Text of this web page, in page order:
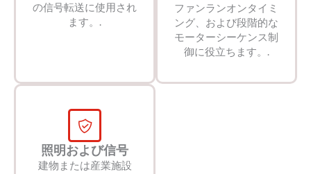
の信号転送に使用され
ます。.
ファンランオンタイミ
ング、および段階的な
モーターシーケンス制
御に役立ちます。.
照明および信号
建物または産業施設